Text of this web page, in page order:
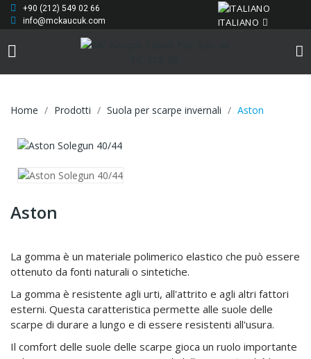
+90 (212) 549 02 66
info@mckaucuk.com
ITALIANO
Home Prodotti Suola per scarpe invernali Aston
Aston
La gomma è un materiale polimerico elastico che può essere
ottenuto da fonti naturali o sintetiche.
La gomma è resistente agli urti, all'attrito e agli altri fattori
esterni. Questa caratteristica permette alle suole delle
scarpe di durare a lungo e di essere resistenti all'usura.
Il comfort delle suole delle scarpe gioca un ruolo importante